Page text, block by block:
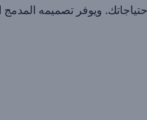
ويوفر تصميمه المدمج